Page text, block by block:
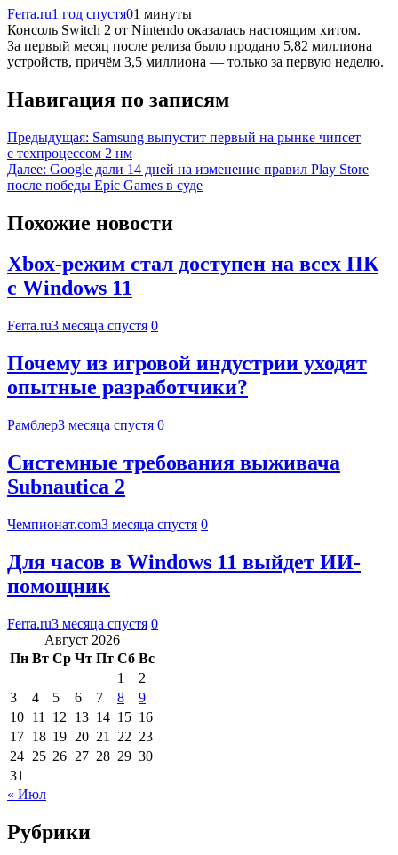
Ferra.ru1 год спустя01 минуты
Консоль Switch 2 от Nintendo оказалась настоящим хитом.
За первый месяц после релиза было продано 5,82 миллиона
устройств, причём 3,5 миллиона — только за первую неделю.
Навигация по записям
Предыдущая: Samsung выпустит первый на рынке чипсет
с техпроцессом 2 нм
Далее: Google дали 14 дней на изменение правил Play Store
после победы Epic Games в суде
Похожие новости
Xbox-режим стал доступен на всех ПК
с Windows 11
Ferra.ru3 месяца спустя 0
Почему из игровой индустрии уходят
опытные разработчики?
Рамблер3 месяца спустя 0
Системные требования выживача
Subnautica 2
Чемпионат.com3 месяца спустя 0
Для часов в Windows 11 выйдет ИИ-
помощник
Ferra.ru3 месяца спустя 0
Август 2026
Пн Вт Ср Чт Пт Сб Вс
1
2
3
4 5 6 7 8
9
10 11 12 13 14 15 16
17 18 19 20 21 22 23
24 25 26 27 28 29 30
31
« Июл
Рубрики